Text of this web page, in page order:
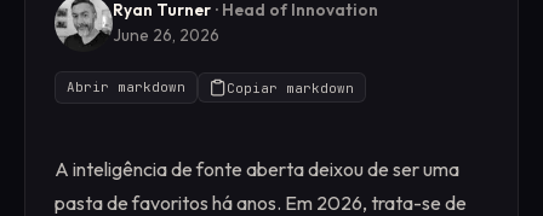
Ryan Turner · Head of Innovation
June 26, 2026
Abrir markdown Copiar markdown
A inteligência de fonte aberta deixou de ser uma
pasta de favoritos há anos. Em 2026, trata-se de